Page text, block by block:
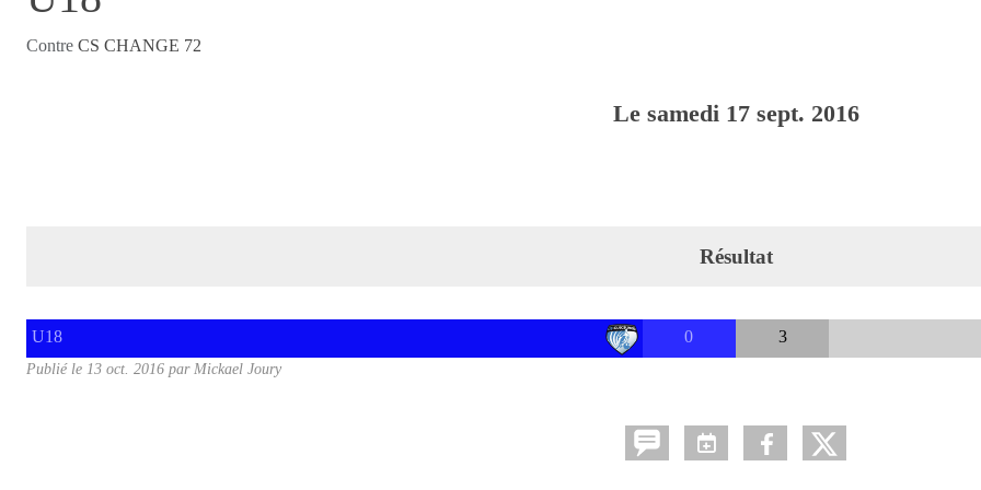
Contre CS CHANGE 72
Le samedi 17 sept. 2016
Résultat
U18 0 3
Publié le 13 oct. 2016 par Mickael Joury